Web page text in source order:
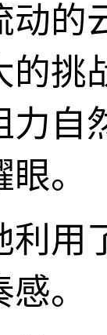
的
的挑
力自
。
利用
。